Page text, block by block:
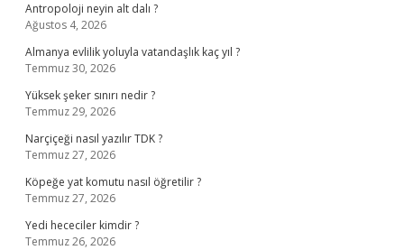
Antropoloji neyin alt dalı ?
Ağustos 4, 2026
Almanya evlilik yoluyla vatandaşlık kaç yıl ?
Temmuz 30, 2026
Yüksek şeker sınırı nedir ?
Temmuz 29, 2026
Narçiçeği nasıl yazılır TDK ?
Temmuz 27, 2026
Köpeğe yat komutu nasıl öğretilir ?
Temmuz 27, 2026
Yedi hececiler kimdir ?
Temmuz 26, 2026